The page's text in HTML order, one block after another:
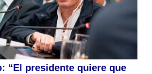
“El presidente quiere que